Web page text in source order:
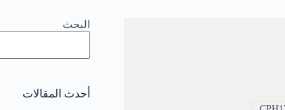
البحث
أحدث المقالات